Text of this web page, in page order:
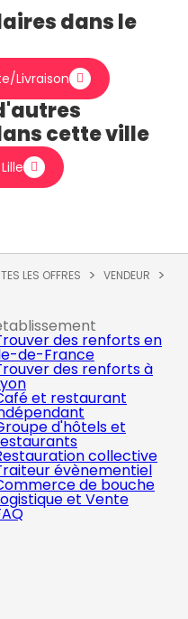
dans le
Livraison
cette ville
LES OFFRES
VENDEUR
des renforts en
de-France
des renforts à
et restaurant
d'hôtels et
collective
évènementiel
de bouche
et Vente